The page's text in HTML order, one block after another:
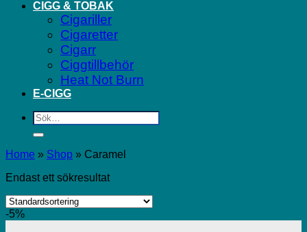
CIGG & TOBAK
Cigariller
Cigaretter
Cigarr
Ciggtillbehör
Heat Not Burn
E-CIGG
Sök
efter:
Home » Shop » Caramel
Endast ett sökresultat
-5%